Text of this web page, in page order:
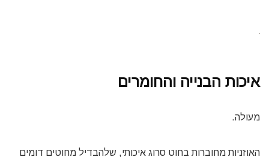
איכות הבנייה והחומרים
מעולה.
האוזניות מחוברות בחוט סרוג איכותי, שלהבדיל מחוטים דומים